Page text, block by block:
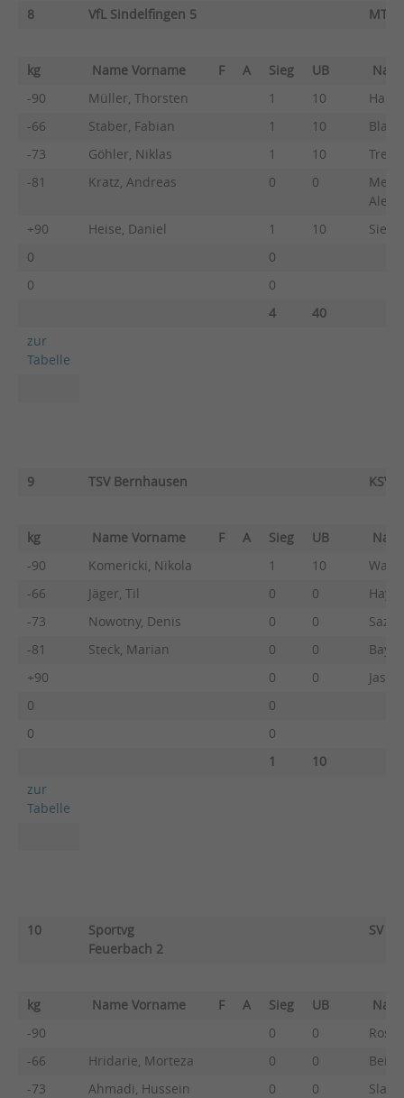
8 VfL Sindelfingen 5 MTV
kg Name Vorname F A Sieg UB
-90
Müller, Thorsten 1 10
-66
Staber, Fabian 1 10
-73
Göhler, Niklas 1 10
-81
Kratz, Andreas 0 0
+90
Heise, Daniel 1 10
0
0
0
0
4
40
zur
Tabelle
9 TSV Bernhausen KSV
kg Name Vorname F A Sieg UB
-90
Komericki, Nikola 1 10
-66
Jäger, Til 0 0
-73
Nowotny, Denis 0 0
-81
Steck, Marian 0 0
+90
0 0
0
0
0
0
1
10
zur
Tabelle
10
Sportvg
Feuerbach 2
SV
kg Name Vorname F A Sieg UB
-90
0 0
Rost,
-66
Hridarie, Morteza 0 0
-73
Ahmadi, Hussein 0 0